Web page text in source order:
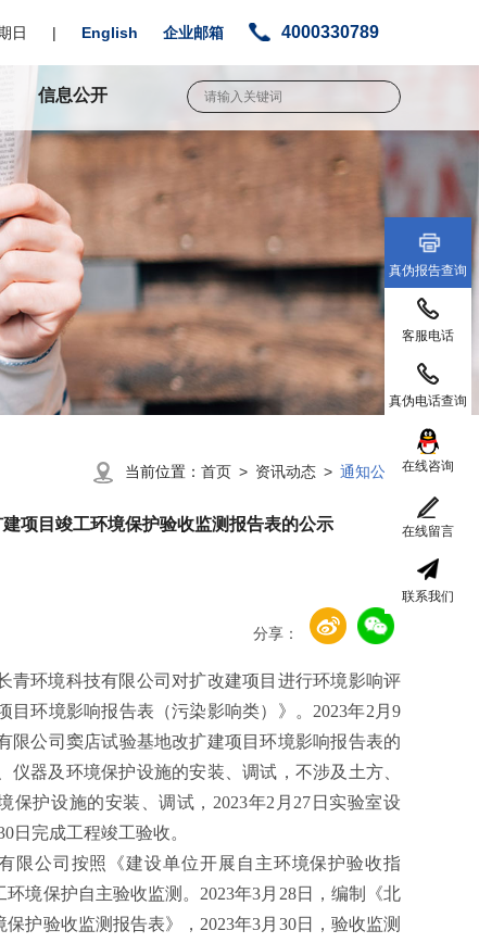
日 | English 企业邮箱 4000330789
信息公开
当前位置： 首页 > 资讯动态 > 通知公告
项目竣工环境保护验收监测报告表的公示
分享：
青环境科技有限公司 对扩改建项目进行环境影响评
目环境影响报告表（污染影响类）》。 2023年2 月9
限公司窦店试验基地改扩建项目环境影响报告表的
器及环境保护设施的安装、调试，不涉及土方、
保护设施的安装、调试， 2023年2 月 27 日实验室设
日完成工程竣工验收。
限公司 按照
《建设单位开展自主环境保护验收指
境保护自主验收监测。 2023年3月 28日，编制《北
保护验收监测报告表》， 2023年3月 30日，验收监测
真伪报告查询
客服电话
真伪电话查询
在线咨询
在线留言
联系我们